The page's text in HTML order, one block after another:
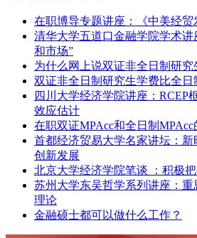
在职博导专题讲座：《中美经贸
清华大学五道口金融学院学术讲
和市场”
为什么网上说双证非全日制研究
双证非全日制研究生学费比全日
四川大学经济学院讲座：RCEP
效应估计
在职双证MPAcc和全日制MPAcc
首都经济贸易大学名家讲坛：
创新发展
北京大学经济学院笔谈 ：积极
苏州大学东吴哲学系列讲座：
理论
金融硕士都可以做什么工作？